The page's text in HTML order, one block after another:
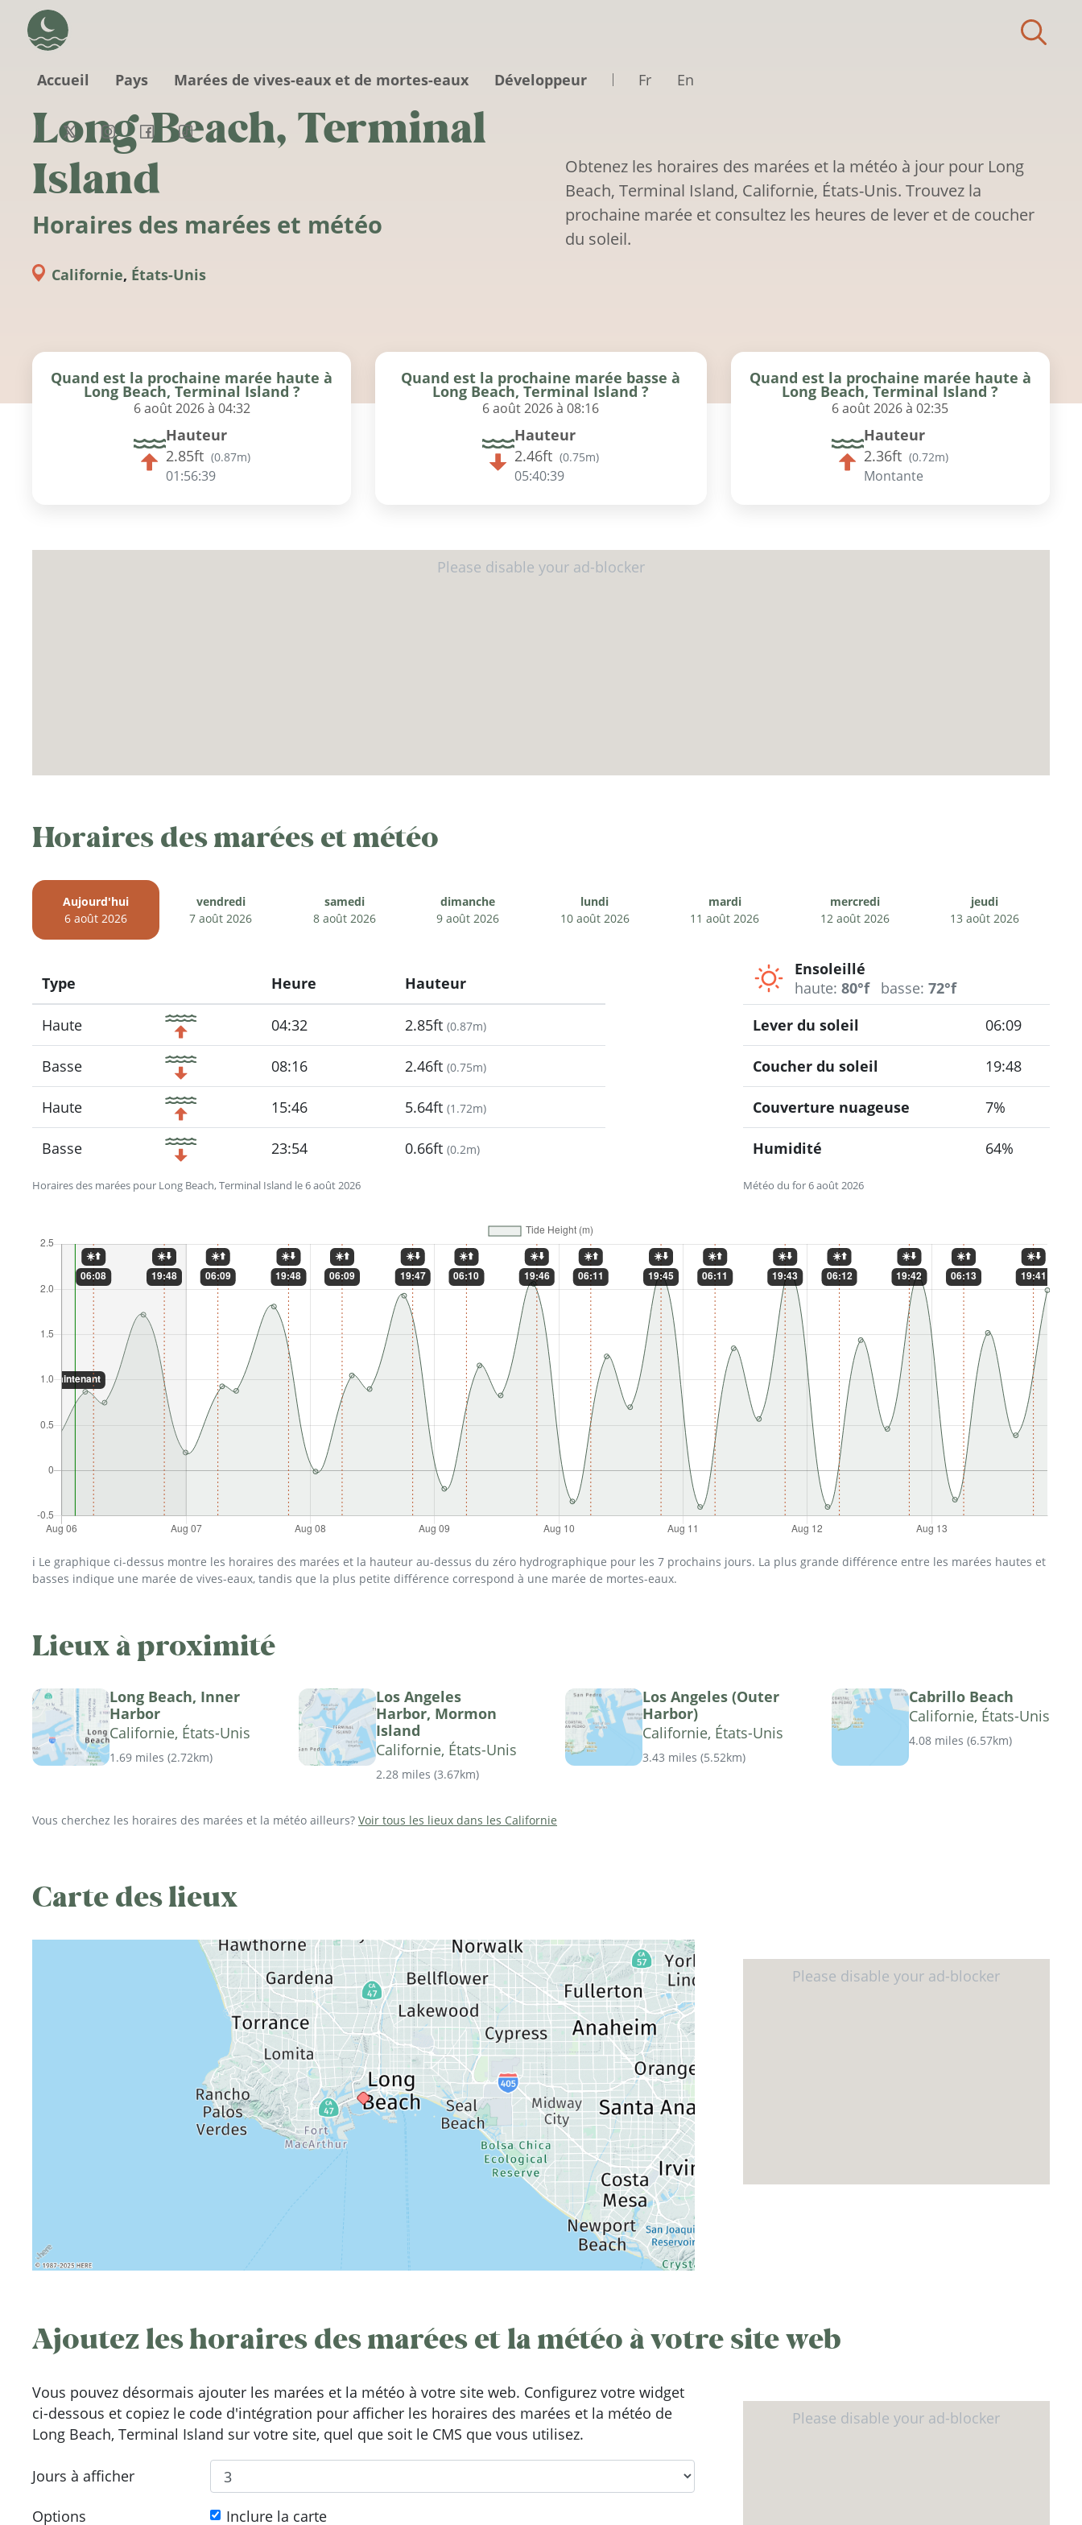
Accueil
Pays Marées de vives-eaux et de mortes-eaux Développeur Fr En
Long Beach, Terminal
Island
Horaires des marées et météo
Californie, États-Unis
Obtenez les horaires des marées et la météo à jour pour Long
Beach, Terminal Island, Californie, États-Unis. Trouvez la
prochaine marée et consultez les heures de lever et de coucher
du soleil.
Quand est la prochaine marée haute à
Long Beach, Terminal Island ?
6 août 2026 à 04:32
Hauteur
2.85ft (0.87m)
01:56:39
Quand est la prochaine marée basse à
Long Beach, Terminal Island ?
6 août 2026 à 08:16
Hauteur
2.46ft (0.75m)
05:40:39
Quand est la prochaine marée haute à
Long Beach, Terminal Island ?
6 août 2026 à 02:35
Hauteur
2.36ft (0.72m)
Montante
Horaires des marées et météo
Aujourd'hui
6 août 2026
vendredi
7 août 2026
samedi
8 août 2026
dimanche
9 août 2026
lundi
10 août 2026
mardi
11 août 2026
mercredi
12 août 2026
jeudi
13 août 2026
Horaires des marées pour Long Beach, Terminal Island le 6 août 2026
Type
Icon
Heure Hauteur
Haute 04:32 2.85ft (0.87m)
Basse 08:16 2.46ft (0.75m)
Haute 15:46 5.64ft (1.72m)
Basse 23:54 0.66ft (0.2m)
Ensoleillé
haute: 80°f basse: 72°f
Météo du for 6 août 2026
Lever du soleil 06:09
Coucher du soleil 19:48
Couverture nuageuse 7%
Humidité 64%
ℹ️ Le graphique ci-dessus montre les horaires des marées et la hauteur au-dessus du zéro hydrographique pour les 7 prochains jours. La plus grande différence entre les marées hautes et
basses indique une marée de vives-eaux, tandis que la plus petite différence correspond à une marée de mortes-eaux.
Lieux à proximité
Long Beach, Inner
Harbor
Californie, États-Unis
1.69 miles (2.72km)
Los Angeles
Harbor, Mormon
Island
Californie, États-Unis
2.28 miles (3.67km)
Los Angeles (Outer
Harbor)
Californie, États-Unis
3.43 miles (5.52km)
Cabrillo Beach
Californie, États-Unis
4.08 miles (6.57km)
Vous cherchez les horaires des marées et la météo ailleurs? Voir tous les lieux dans les Californie
Carte des lieux
Ajoutez les horaires des marées et la météo à votre site web
Vous pouvez désormais ajouter les marées et la météo à votre site web. Configurez votre widget
ci-dessous et copiez le code d'intégration pour afficher les horaires des marées et la météo de
Long Beach, Terminal Island sur votre site, quel que soit le CMS que vous utilisez.
Jours à afficher
Options
Inclure la carte